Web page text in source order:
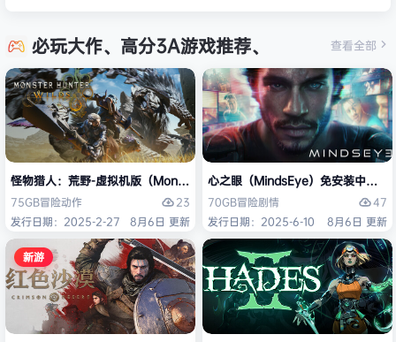
必玩大作、高分3A游戏推荐、 查看全部
怪物猎人：荒野-虚拟机版（Monster Hunter Wilds HYPERVISOR）免安
75GB冒险动作
23
发行日期：2025-2-27
8月6日 更新
心之眼（MindsEye）免安装中文版
70GB冒险剧情
47
发行日期：2025-6-10
8月6日 更新
新游